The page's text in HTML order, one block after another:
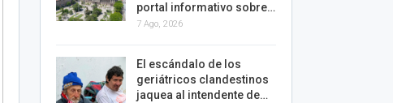
portal informativo sobre…
7 Ago, 2026
El escándalo de los
geriátricos clandestinos
jaquea al intendente de…